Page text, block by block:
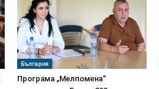
България
Програма „Мелпомена“